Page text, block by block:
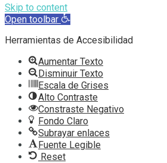
Skip to content
Open toolbar
Herramientas de Accesibilidad
Aumentar Texto
Disminuir Texto
Escala de Grises
Alto Contraste
Constraste Negativo
Fondo Claro
Subrayar enlaces
Fuente Legible
Reset